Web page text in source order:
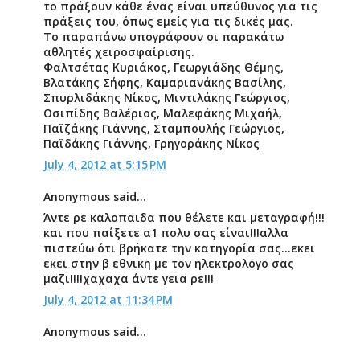
το πράξουν κάθε ένας είναι υπεύθυνος για τις
πράξεις του, όπως εμείς για τις δικές μας.
Το παραπάνω υπογράφουν οι παρακάτω
αθλητές χειροσφαίρισης.
Φαλτσέτας Κυριάκος, Γεωργιάδης Θέμης,
Βλατάκης Σήφης, Καμαριανάκης Βασίλης,
Σπυρλιδάκης Νίκος, Μιντιλάκης Γεώργιος,
Οσιπίδης Βαλέριος, Μαλεφάκης Μιχαήλ,
Παϊζάκης Γιάννης, Σταμπουλής Γεώργιος,
Παϊδάκης Γιάννης, Γρηγοράκης Νίκος
July 4, 2012 at 5:15 PM
Anonymous said...
Άντε ρε καλοπαιδα που θέλετε και μεταγραφή!!!
και που παίξετε α1 πολυ σας είναι!!!αλλα
πιστεύω ότι βρήκατε την κατηγορία σας...εκει
εκει στην β εθνικη με τον ηλεκτρολογο σας
μαζι!!!!χαχαχα άντε γεια ρε!!!
July 4, 2012 at 11:34 PM
Anonymous said...